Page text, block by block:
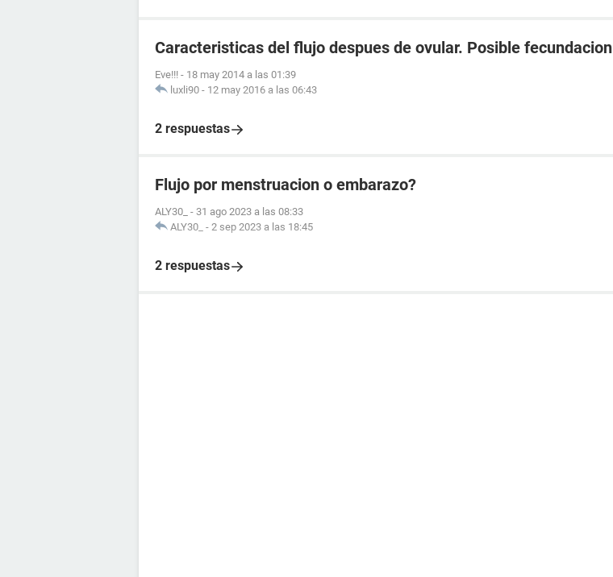
Caracteristicas del flujo despues de ovular. Posible fecundacion
Eve!!! - 18 may 2014 a las 01:39
luxli90 - 12 may 2016 a las 06:43
2 respuestas
Flujo por menstruacion o embarazo?
ALY30_ - 31 ago 2023 a las 08:33
ALY30_ - 2 sep 2023 a las 18:45
2 respuestas